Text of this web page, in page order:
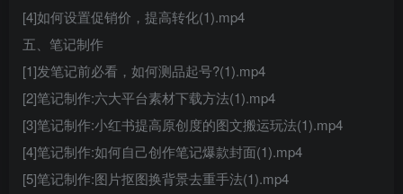
[4]如何设置促销价，提高转化(1).mp4
五、笔记制作
[1]发笔记前必看，如何测品起号?(1).mp4
[2]笔记制作:六大平台素材下载方法(1).mp4
[3]笔记制作:小红书提高原创度的图文搬运玩法(1).mp4
[4]笔记制作:如何自己创作笔记爆款封面(1).mp4
[5]笔记制作:图片抠图换背景去重手法(1).mp4